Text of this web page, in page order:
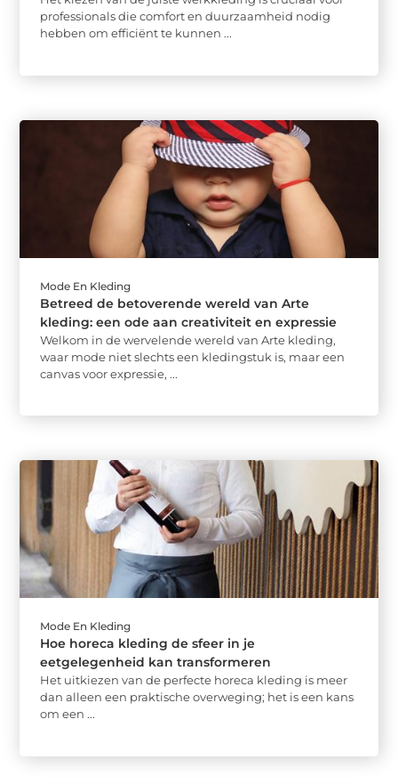
professionals die comfort en duurzaamheid nodig
hebben om efficiënt te kunnen ...
Mode En Kleding
Betreed de betoverende wereld van Arte
kleding: een ode aan creativiteit en expressie
Welkom in de wervelende wereld van Arte kleding,
waar mode niet slechts een kledingstuk is, maar een
canvas voor expressie, ...
Mode En Kleding
Hoe horeca kleding de sfeer in je
eetgelegenheid kan transformeren
Het uitkiezen van de perfecte horeca kleding is meer
dan alleen een praktische overweging; het is een kans
om een ...